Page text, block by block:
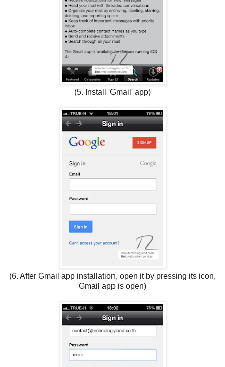
(5. Install 'Gmail' app)
(6. After Gmail app installation, open it by pressing its icon,
Gmail app is open)